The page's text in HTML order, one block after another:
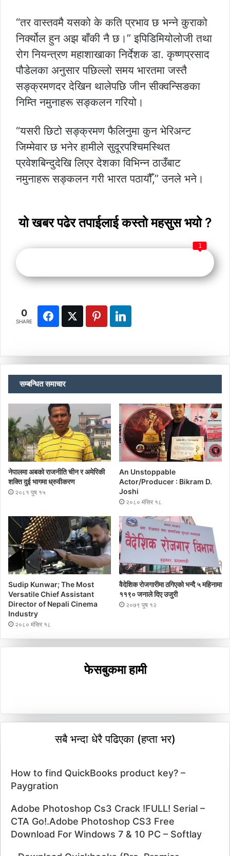
“तर वास्तवमै यसको के कति प्रभाव छ भन्ने कुराको
निर्क्योल हुन अझ बाँकी नै छ।” इपिडिमियोलोजी तथा
रोग नियन्त्रण महाशाखाका निर्देशक डा. कृष्णप्रसाद
पौडेलका अनुसार पछिल्लो समय भारतमा जस्तै
सङ्क्रमणदर देखिन थालेपछि जीन सीक्वन्सिङका
निम्ति नमुनाहरू सङ्कलन गरियो।
“यसरी छिटो सङ्क्रमण फैलिनुमा कुन भेरिअन्ट
जिम्मेवार छ भनेर हामीले सुदूरपश्चिमस्थित
प्रवेशबिन्दुदेखि लिएर देशका विभिन्न ठाउँबाट
नमुनाहरू सङ्कलन गरी भारत पठायौँ,” उनले भने।
यो खबर पढेर तपाईलाई कस्तो महसुस भयो ?
1
0
SHARE
सम्बन्धित समाचार
नेपालमा अबको राजनीति चीन र अमेरिकी
शक्ति दुई भागमा ध्रुवीकरण
२०८१ पुष १५
An Unstoppable
Actor/Producer : Bikram D.
Joshi
२०८० मंसिर १८
Sudip Kunwar; The Most
Versatile Chief Assistant
Director of Nepali Cinema
Industry
२०८० मंसिर १८
वैदेशिक रोजगारीमा ठगिएको भन्दै ५ महिनामा
११९० जनाले दिए उजुरी
२०७९ पुष १२
फेसबुकमा हामी
सबै भन्दा धेरै पढिएका (हप्ता भर)
How to find QuickBooks product key? –
Paygration
Adobe Photoshop Cs3 Crack !FULL! Serial –
CTA Go!.Adobe Photoshop CS3 Free
Download For Windows 7 & 10 PC – Softlay